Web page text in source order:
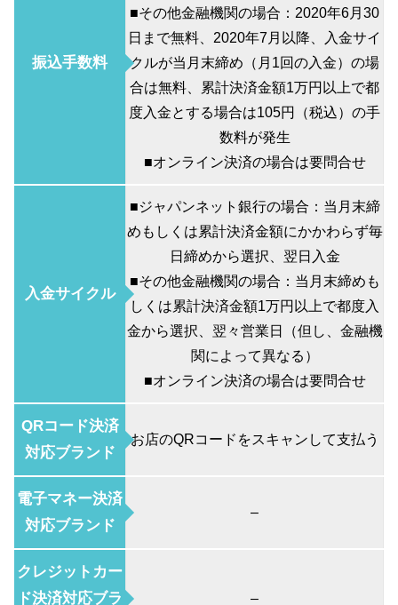
振込手数料
■その他金融機関の場合：2020年6月30
日まで無料、2020年7月以降、入金サイ
クルが当月末締め（月1回の入金）の場
合は無料、累計決済金額1万円以上で都
度入金とする場合は105円（税込）の手
数料が発生
■オンライン決済の場合は要問合せ
入金サイクル
■ジャパンネット銀行の場合：当月末締
めもしくは累計決済金額にかかわらず毎
日締めから選択、翌日入金
■その他金融機関の場合：当月末締めも
しくは累計決済金額1万円以上で都度入
金から選択、翌々営業日（但し、金融機
関によって異なる）
■オンライン決済の場合は要問合せ
QRコード決済
対応ブランド
お店のQRコードをスキャンして支払う
電子マネー決済
対応ブランド
–
クレジットカー
ド決済対応ブラ
–